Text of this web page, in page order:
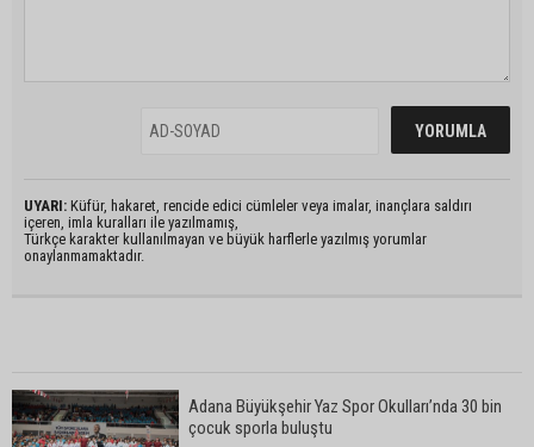
UYARI: Küfür, hakaret, rencide edici cümleler veya imalar, inançlara saldırı
içeren, imla kuralları ile yazılmamış,
Türkçe karakter kullanılmayan ve büyük harflerle yazılmış yorumlar
onaylanmamaktadır.
Adana Büyükşehir Yaz Spor Okulları’nda 30 bin
çocuk sporla buluştu